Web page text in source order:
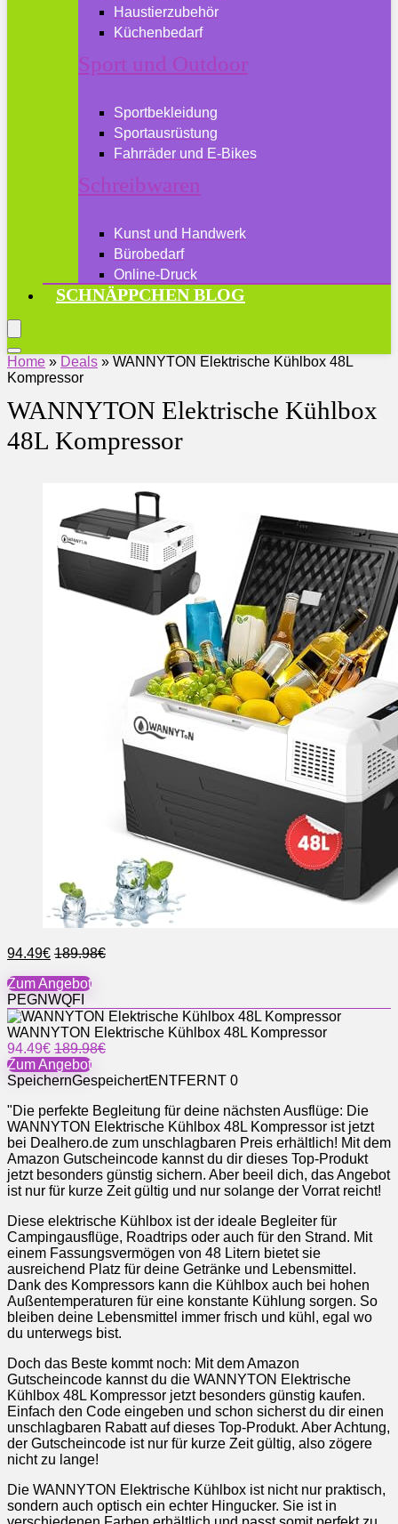
Haustierzubehör
Küchenbedarf
Sport und Outdoor
Sportbekleidung
Sportausrüstung
Fahrräder und E-Bikes
Schreibwaren
Kunst und Handwerk
Bürobedarf
Online-Druck
SCHNÄPPCHEN BLOG
Home » Deals » WANNYTON Elektrische Kühlbox 48L
Kompressor
WANNYTON Elektrische Kühlbox
48L Kompressor
94.49€ 189.98€
Zum Angebot
PEGNWQFI
WANNYTON Elektrische Kühlbox 48L Kompressor
94.49€ 189.98€
Zum Angebot
SpeichernGespeichertENTFERNT 0
"Die perfekte Begleitung für deine nächsten Ausflüge: Die
WANNYTON Elektrische Kühlbox 48L Kompressor ist jetzt
bei Dealhero.de zum unschlagbaren Preis erhältlich! Mit dem
Amazon Gutscheincode kannst du dir dieses Top-Produkt
jetzt besonders günstig sichern. Aber beeil dich, das Angebot
ist nur für kurze Zeit gültig und nur solange der Vorrat reicht!
Diese elektrische Kühlbox ist der ideale Begleiter für
Campingausflüge, Roadtrips oder auch für den Strand. Mit
einem Fassungsvermögen von 48 Litern bietet sie
ausreichend Platz für deine Getränke und Lebensmittel.
Dank des Kompressors kann die Kühlbox auch bei hohen
Außentemperaturen für eine konstante Kühlung sorgen. So
bleiben deine Lebensmittel immer frisch und kühl, egal wo
du unterwegs bist.
Doch das Beste kommt noch: Mit dem Amazon
Gutscheincode kannst du die WANNYTON Elektrische
Kühlbox 48L Kompressor jetzt besonders günstig kaufen.
Einfach den Code eingeben und schon sicherst du dir einen
unschlagbaren Rabatt auf dieses Top-Produkt. Aber Achtung,
der Gutscheincode ist nur für kurze Zeit gültig, also zögere
nicht zu lange!
Die WANNYTON Elektrische Kühlbox ist nicht nur praktisch,
sondern auch optisch ein echter Hingucker. Sie ist in